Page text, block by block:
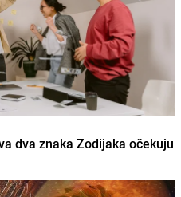
dva znaka Zodijaka očekuju